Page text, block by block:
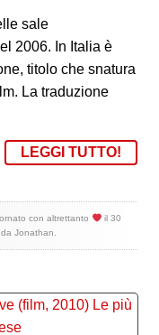
sale
2006. In Italia è
titolo che snatura
La traduzione
LEGGI TUTTO!
con altrettanto il30
da Jonathan